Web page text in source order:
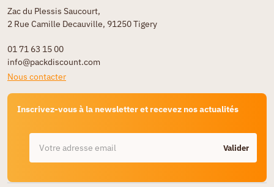
Zac du Plessis Saucourt,
2 Rue Camille Decauville, 91250 Tigery
01 71 63 15 00
info@packdiscount.com
Nous contacter
Inscrivez-vous à la newsletter et recevez nos actualités
Valider